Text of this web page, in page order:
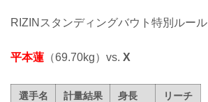
RIZINスタンディングバウト特別ルール
平本蓮 （69.70kg）vs. X
選手名 計量結果 身長
リーチ